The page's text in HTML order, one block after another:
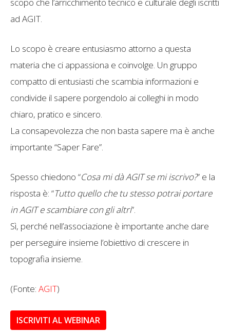
ad AGIT.
Lo scopo è creare entusiasmo attorno a questa
materia che ci appassiona e coinvolge. Un gruppo
compatto di entusiasti che scambia informazioni e
condivide il sapere porgendolo ai colleghi in modo
chiaro, pratico e sincero.
La consapevolezza che non basta sapere ma è anche
importante “Saper Fare”.
Spesso chiedono “Cosa mi dà AGIT se mi iscrivo?” e la
risposta è: “Tutto quello che tu stesso potrai portare
in AGIT e scambiare con gli altri”.
Sì, perché nell’associazione è importante anche dare
per perseguire insieme l’obiettivo di crescere in
topografia insieme.
(Fonte: AGIT)
ISCRIVITI AL WEBINAR